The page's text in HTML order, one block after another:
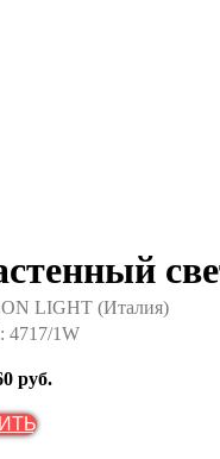
LIGHT (Италия)
4717/1W
руб.